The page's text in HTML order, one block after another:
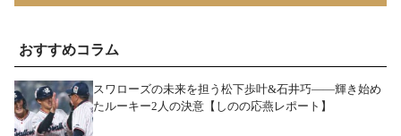
おすすめコラム
スワローズの未来を担う松下歩叶&石井巧――輝き始め
たルーキー2人の決意【しのの応燕レポート】